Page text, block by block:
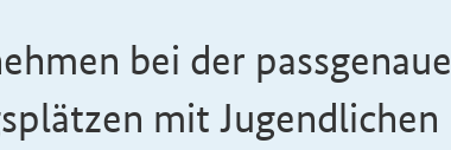
bei der
mit Jugendlichen